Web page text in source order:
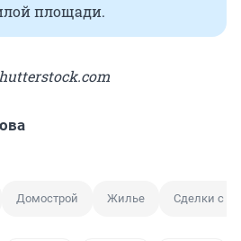
площади.
Домострой Жилье Сделки с